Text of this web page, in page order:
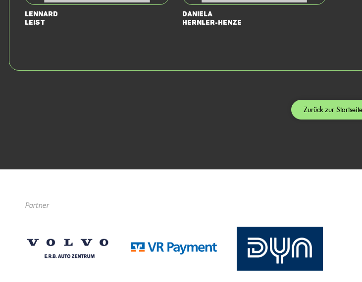
Lennard
Leist
Daniela
Hernler-Henze
Zurück zur Startseite
Partner